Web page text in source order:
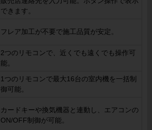
できます。
フレア加工が不要で施工品質が安定。
2つのリモコンで、近くでも遠くでも操作可
能。
1つのリモコンで最大16台の室内機を一括制
御可能。
カードキーや換気機器と連動し、エアコンの
ON/OFF制御が可能。